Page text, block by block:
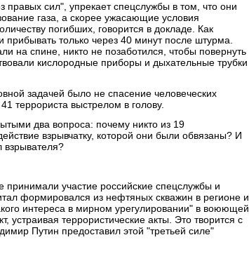
сил", упрекает спецслужбы в том, что они
газа, а скорее ужасающие условия
погибших, говорится в докладе. Как
только через 40 минут после штурма.
на спине, никто не позаботился, чтобы повернуть
кислородные приборы и дыхательные трубки
задачей было не спасение человеческих
террориста выстрелом в голову.
два вопроса: почему никто из 19
взрывчатку, которой они были обвязаны? И
взрывателя?
принимали участие российские спецслужбы и
формировался из нефтяных скважин в регионе и
интереса в мирном урегулировании" в воюющей
устраивая террористические акты. Это творится с
Путин предоставил этой "третьей силе"